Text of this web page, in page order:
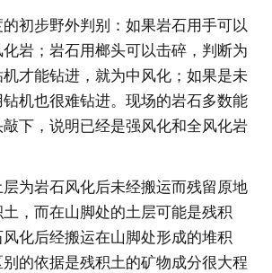
初步野外判别：如果岩石用手可以
岩；岩石用榔头可以击碎，判断为
才能钻进，就为中风化；如果是未
机也很难钻进。现场的岩石多数能
下，说明已经是强风化和全风化岩
为岩石风化后未经搬运而残留原地
，而在山脚处的土层可能是残积
化后经搬运在山脚处形成的堆积
的依据是残积土的矿物成分很大程